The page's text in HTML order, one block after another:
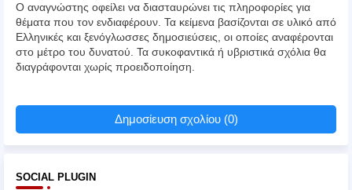
Ο αναγνώστης οφείλει να διασταυρώνει τις πληροφορίες για
θέματα που τον ενδιαφέρουν. Τα κείμενα βασίζονται σε υλικό από
Ελληνικές και ξενόγλωσσες δημοσιεύσεις, οι οποίες αναφέρονται
στο μέτρο του δυνατού. Τα συκοφαντικά ή υβριστικά σχόλια θα
διαγράφονται χωρίς προειδοποίηση.
Δημοσίευση σχολίου (0)
SOCIAL PLUGIN